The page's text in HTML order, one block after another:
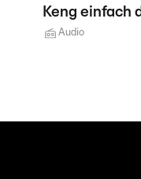
Keng einfach
Audio